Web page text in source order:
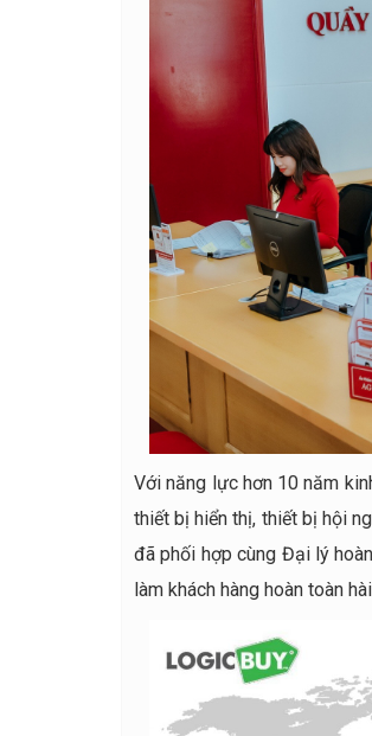
Với năng lực hơn 10 năm
thiết bị hiển thị, thiết bị hội
đã phối hợp cùng Đại lý
làm khách hàng hoàn toàn